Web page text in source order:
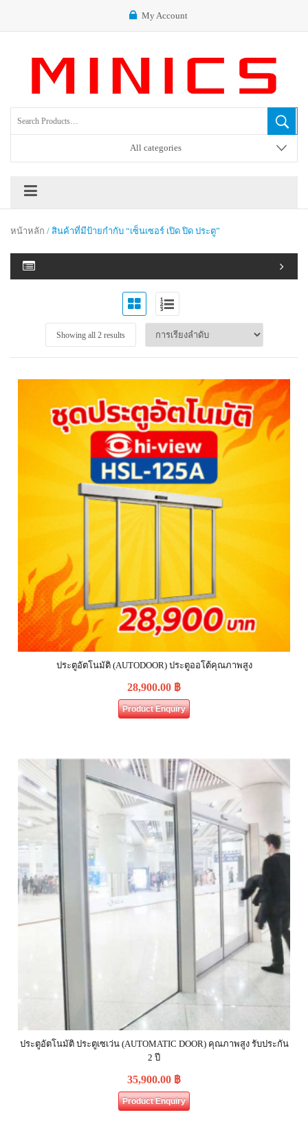
My Account
All categories
หน้าหลัก / สินค้าที่มีป้ายกำกับ “เซ็นเซอร์ เปิด ปิด ประตู”
Showing all 2 results
ประตูอัตโนมัติ (AUTODOOR) ประตูออโต้คุณภาพสูง
28,900.00 ฿
Product Enquiry
ประตูอัตโนมัติ ประตูเซเว่น (AUTOMATIC DOOR) คุณภาพสูง รับประกัน
2 ปี
35,900.00 ฿
Product Enquiry